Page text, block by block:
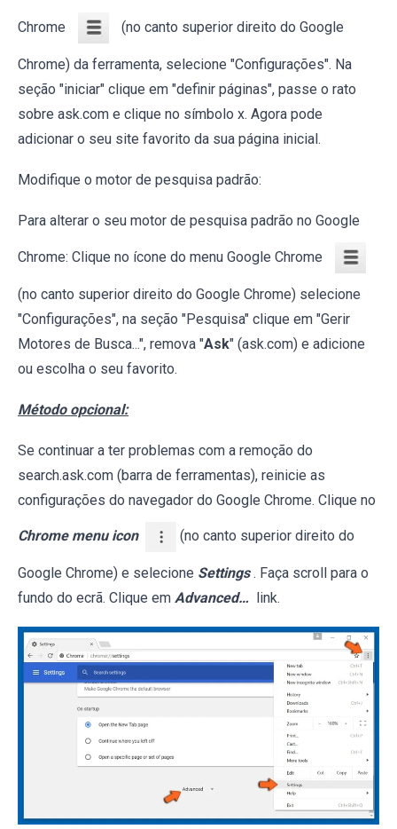
Chrome (no canto superior direito do Google
Chrome) da ferramenta, selecione "Configurações". Na
seção "iniciar" clique em "definir páginas", passe o rato
sobre ask.com e clique no símbolo x. Agora pode
adicionar o seu site favorito da sua página inicial.
Modifique o motor de pesquisa padrão:
Para alterar o seu motor de pesquisa padrão no Google
Chrome: Clique no ícone do menu Google Chrome
(no canto superior direito do Google Chrome) selecione
"Configurações", na seção "Pesquisa" clique em "Gerir
Motores de Busca...", remova "Ask" (ask.com) e adicione
ou escolha o seu favorito.
Método opcional:
Se continuar a ter problemas com a remoção do
search.ask.com (barra de ferramentas), reinicie as
configurações do navegador do Google Chrome. Clique no
Chrome menu icon (no canto superior direito do
Google Chrome) e selecione Settings . Faça scroll para o
fundo do ecrã. Clique em Advanced… link.